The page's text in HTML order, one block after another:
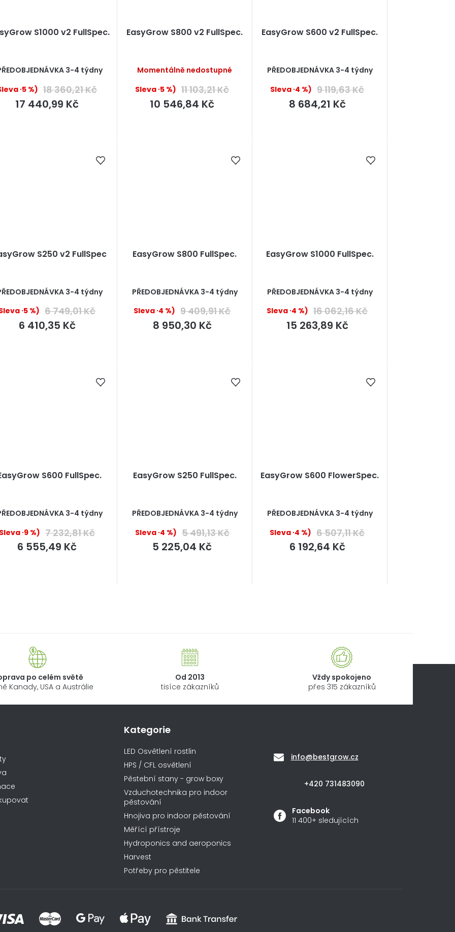
S1000 v2 FullSpec.
3-4 týdny
(–5 %) 18 360,21 Kč
17 440,99 Kč
EasyGrow S800 v2 FullSpec.
hodnocení
je
5,0
z
Momentálně nedostupné
(–5 %) 11 103,21 Kč
10 546,84 Kč
EasyGrow S600 v2 FullSpec.
hodnocení
je
5,0
z
PŘEDOBJEDNÁVKA 3-4 týdny
(–4 %) 9 119,63 Kč
8 684,21 Kč
S250 v2 FullSpec
3-4 týdny
(–5 %) 6 749,01 Kč
6 410,35 Kč
EasyGrow S800 FullSpec.
PŘEDOBJEDNÁVKA 3-4 týdny
(–4 %) 9 409,91 Kč
8 950,30 Kč
EasyGrow S1000 FullSpec.
PŘEDOBJEDNÁVKA 3-4 týdny
(–4 %) 16 062,16 Kč
15 263,89 Kč
S600 FullSpec.
hodnocení
je
5,0
z
3-4 týdny
(–9 %) 7 232,81 Kč
6 555,49 Kč
EasyGrow S250 FullSpec.
PŘEDOBJEDNÁVKA 3-4 týdny
(–4 %) 5 491,13 Kč
5 225,04 Kč
EasyGrow S600 FlowerSpec.
hodnocení
je
5,0
PŘEDOBJEDNÁVKA 3-4 týdny
(–4 %) 6 507,11 Kč
6 192,64 Kč
d
a
c
í
p
k
y
v
ý
p
i
u
po celém světě
Kanady, USA a Austrálie
Od 2013
tisíce zákazníků
Vždy spokojeno
přes 315 zákazníků
Kategorie
LED Osvětlení rostlin
HPS / CFL osvětlení
Pěstební stany - grow boxy
Vzduchotechnika pro indoor
pěstování
Hnojiva pro indoor pěstování
Měřící přístroje
Hydroponics and aeroponics
Harvest
Potřeby pro pěstitele
info@bestgrow.cz
+420 731483090
Facebook
11 400+ sledujících